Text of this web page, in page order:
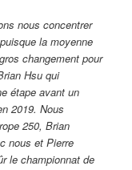
nous concentrer
la moyenne
changement pour
Hsu qui
étape avant un
2019. Nous
250, Brian
nous et Pierre
le championnat de